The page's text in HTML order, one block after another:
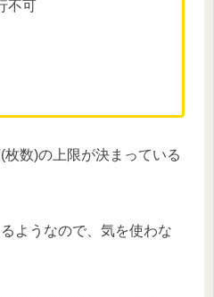
不可
枚数)の上限が決まっている
ようなので、気を使わな